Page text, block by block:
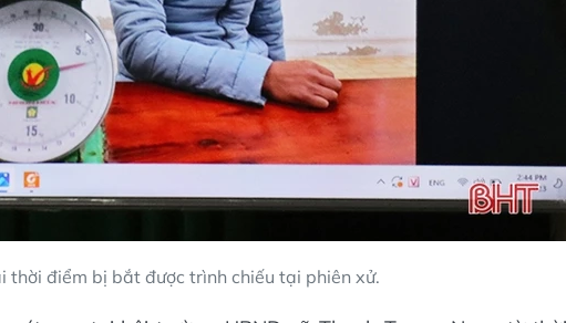
thời điểm bị bắt được trình chiếu tại phiên xử.